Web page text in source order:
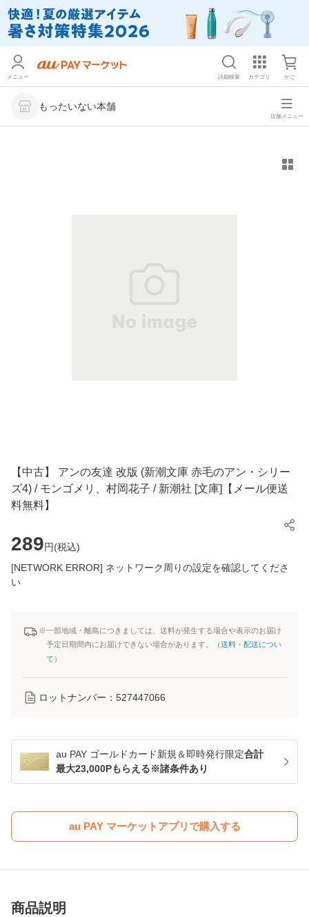
メニュー 詳細検索 カテゴリ かご
もったいない本舗
店舗メニュー
【中古】 アンの友達 改版 (新潮文庫 赤毛のアン・シリー
ズ4) / モンゴメリ、村岡花子 / 新潮社 [文庫]【メール便送
料無料】
289円(税込)
[NETWORK ERROR] ネットワーク周りの設定を確認してくださ
い
※一部地域・離島につきましては、送料が発生する場合や表示のお届け
予定日期間内にお届けできない場合があります。（送料・配送につい
て ）
ロットナンバー： 527447066
au PAY ゴールドカード新規＆即時発行限定合計
最大23,000Pもらえる※諸条件あり
au PAY マーケットアプリで購入する
商品説明